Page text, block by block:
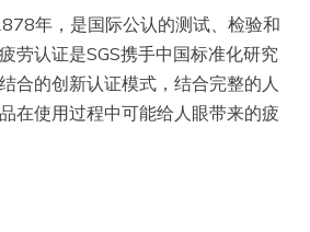
年，是国际公认的测试、检验和
劳认证是SGS携手中国标准化研究
合的创新认证模式，结合完整的人
在使用过程中可能给人眼带来的疲